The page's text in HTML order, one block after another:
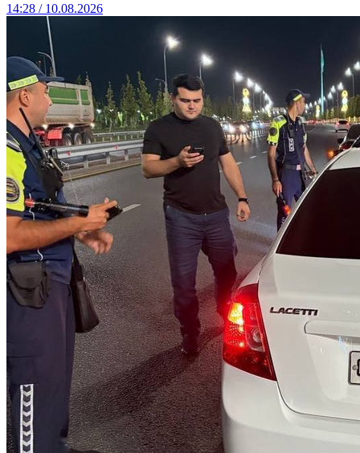
14:28 / 10.08.2026